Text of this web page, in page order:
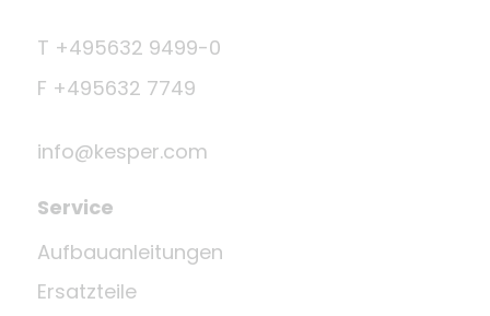
T +495632 9499-0
F +495632 7749
info@kesper.com
Service
Aufbauanleitungen
Ersatzteile